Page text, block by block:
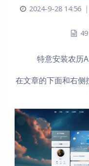
2024-9-28 14:56 |
特意安装农历
在文章的下面和右侧